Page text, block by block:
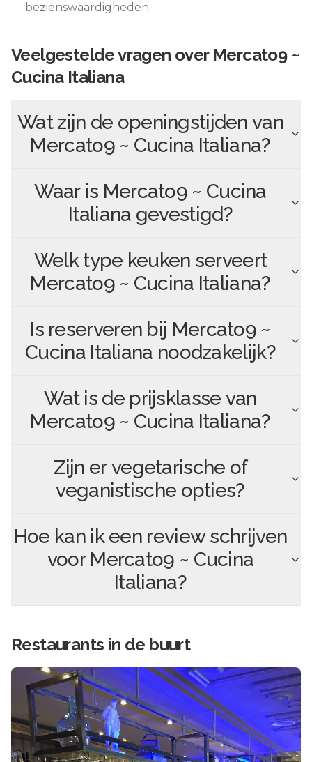
bezienswaardigheden.
Veelgestelde vragen over Mercato9 ~
Cucina Italiana
Wat zijn de openingstijden van
Mercato9 ~ Cucina Italiana?
Waar is Mercato9 ~ Cucina
Italiana gevestigd?
Welk type keuken serveert
Mercato9 ~ Cucina Italiana?
Is reserveren bij Mercato9 ~
Cucina Italiana noodzakelijk?
Wat is de prijsklasse van
Mercato9 ~ Cucina Italiana?
Zijn er vegetarische of
veganistische opties?
Hoe kan ik een review schrijven
voor Mercato9 ~ Cucina
Italiana?
Restaurants in de buurt